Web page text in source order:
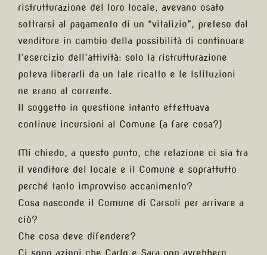
ristrutturazione del loro locale, avevano osato
sottrarsi al pagamento di un “vitalizio”, preteso dal
venditore in cambio della possibilità di continuare
l’esercizio dell’attività: solo la ristrutturazione
poteva liberarli da un tale ricatto e le Istituzioni
ne erano al corrente.
Il soggetto in questione intanto effettuava
continue incursioni al Comune (a fare cosa?)
Mi chiedo, a questo punto, che relazione ci sia tra
il venditore del locale e il Comune e soprattutto
perché tanto improvviso accanimento?
Cosa nasconde il Comune di Carsoli per arrivare a
ciò?
Che cosa deve difendere?